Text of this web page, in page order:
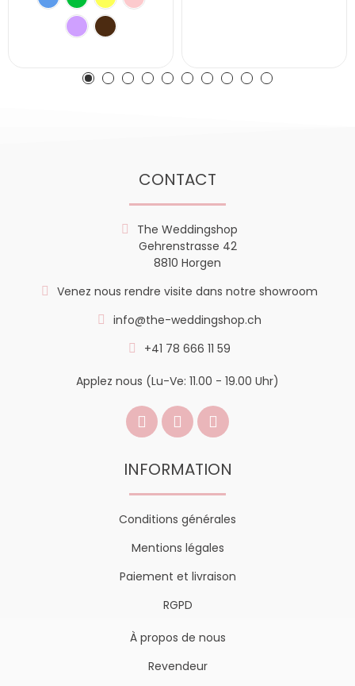
CONTACT
The Weddingshop
Gehrenstrasse 42
8810 Horgen
Venez nous rendre visite dans notre showroom
info@the-weddingshop.ch
+41 78 666 11 59
Applez nous (Lu-Ve: 11.00 - 19.00 Uhr)
INFORMATION
Conditions générales
Mentions légales
Paiement et livraison
RGPD
À propos de nous
Revendeur